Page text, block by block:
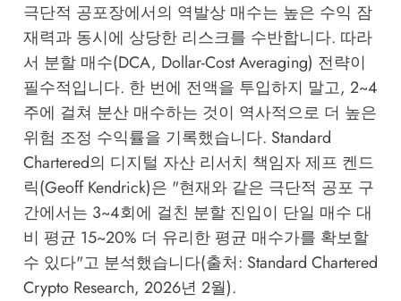
극단적 공포장에서의 역발상 매수는 높은 수익 잠
재력과 동시에 상당한 리스크를 수반합니다. 따라
서 분할 매수(DCA, Dollar-Cost Averaging) 전략이
필수적입니다. 한 번에 전액을 투입하지 말고, 2~4
주에 걸쳐 분산 매수하는 것이 역사적으로 더 높은
위험 조정 수익률을 기록했습니다. Standard
Chartered의 디지털 자산 리서치 책임자 제프 켄드
릭(Geoff Kendrick)은 "현재와 같은 극단적 공포 구
간에서는 3~4회에 걸친 분할 진입이 단일 매수 대
비 평균 15~20% 더 유리한 평균 매수가를 확보할
수 있다"고 분석했습니다(출처: Standard Chartered
Crypto Research, 2026년 2월).